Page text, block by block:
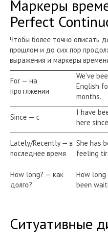
Маркеры
Perfect
Чтобы более точно описать
прошлом и до сих пор
выражения и маркеры
For — на
протяжении
We’ve
English
months.
Since — с
I have
here
Lately/Recently — в
последнее время
She has
feeling
How long? — как
долго?
How long
been
Ситуативные